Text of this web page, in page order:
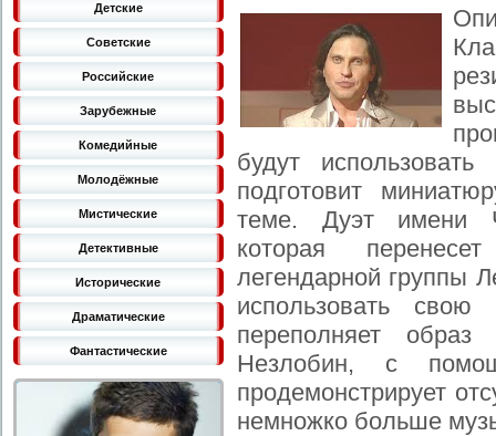
Детские
Советские
Российские
Зарубежные
Комедийные
Молодёжные
Мистические
Детективные
Исторические
Драматические
Фантастические
будут
подготовит
теме. Дуэт имени
которая
легендарной группы
использовать свою
переполняет
Незлобин, с
продемонстрирует
немножко больше